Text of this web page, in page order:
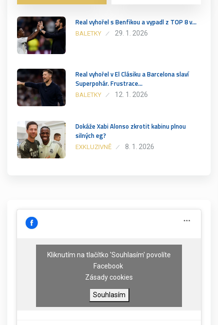
Real vyhořel s Benfikou a vypadl z TOP 8 v…
BALETKY 29. 1. 2026
Real vyhořel v El Clásiku a Barcelona slaví
Superpohár. Frustrace…
BALETKY 12. 1. 2026
Dokáže Xabi Alonso zkrotit kabinu plnou
silných eg?
EXKLUZIVNĚ 8. 1. 2026
Kliknutím na tlačítko 'Souhlasím' povolíte
Facebook
Zásady cookies
Souhlasím